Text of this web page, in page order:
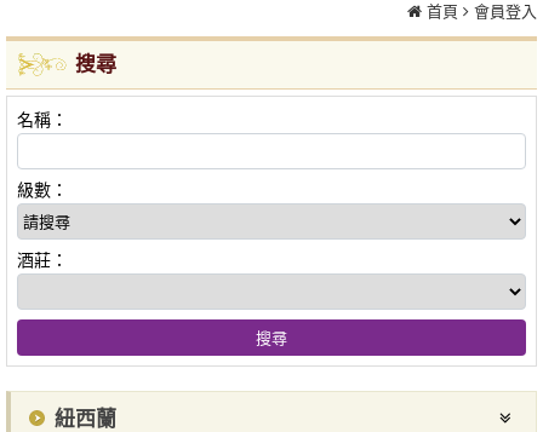
首頁 會員登入
搜尋
名稱：
級數：
酒莊：
紐西蘭